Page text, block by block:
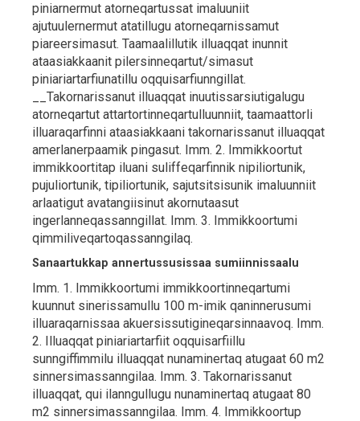
piniarnermut atorneqartussat imaluuniit
ajutuulernermut atatillugu atorneqarnissamut
piareersimasut. Taamaalillutik illuaqqat inunnit
ataasiakkaanit pilersinneqartut/simasut
piniariartarfiunatillu oqquisarfiunngillat.
__Takornarissanut illuaqqat inuutissarsiutigalugu
atorneqartut attartortinneqartulluunniit, taamaattorli
illuaraqarfinni ataasiakkaani takornarissanut illuaqqat
amerlanerpaamik pingasut. Imm. 2. Immikkoortut
immikkoortitap iluani suliffeqarfinnik nipiliortunik,
pujuliortunik, tipiliortunik, sajutsitsisunik imaluunniit
arlaatigut avatangiisinut akornutaasut
ingerlanneqassanngillat. Imm. 3. Immikkoortumi
qimmiliveqartoqassanngilaq.
Sanaartukkap annertussusissaa sumiinnissaalu
Imm. 1. Immikkoortumi immikkoortinneqartumi
kuunnut sinerissamullu 100 m-imik qaninnerusumi
illuaraqarnissaa akuersissutigineqarsinnaavoq. Imm.
2. Illuaqqat piniariartarfiit oqquisarfiillu
sunngiffimmilu illuaqqat nunaminertaq atugaat 60 m2
sinnersimassanngilaa. Imm. 3. Takornarissanut
illuaqqat, qui ilanngullugu nunaminertaq atugaat 80
m2 sinnersimassanngilaa. Imm. 4. Immikkoortup